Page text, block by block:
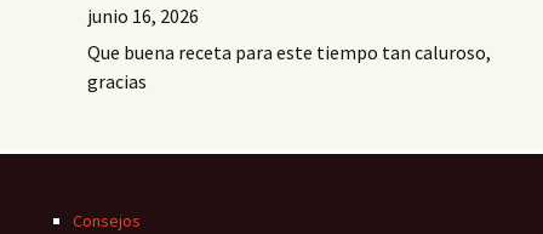
junio 16, 2026
Que buena receta para este tiempo tan caluroso,
gracias
Consejos